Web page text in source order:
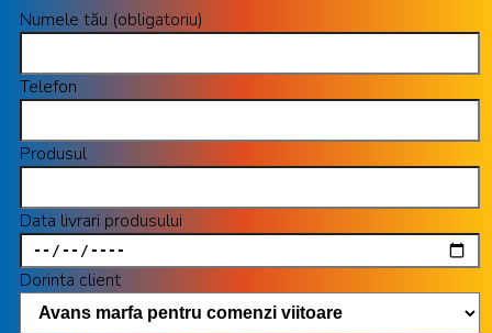
Numele tău (obligatoriu)
Telefon
Produsul
Data livrari produsului
Dorinta client